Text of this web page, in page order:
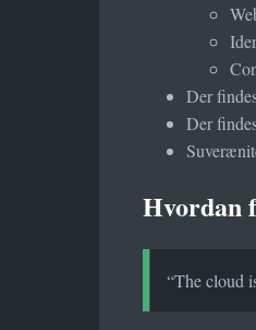
Der
Der
Hvordan
“The cloud